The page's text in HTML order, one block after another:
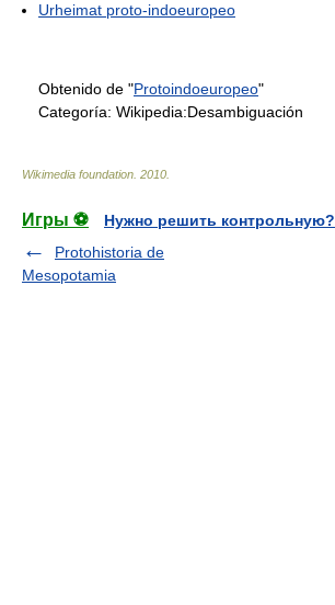
Urheimat proto-indoeuropeo
Obtenido de "Protoindoeuropeo"
Categoría: Wikipedia:Desambiguación
Wikimedia foundation 2010
Игры ⚽
Нужно решить контрольную?
Protohistoria de
Mesopotamia